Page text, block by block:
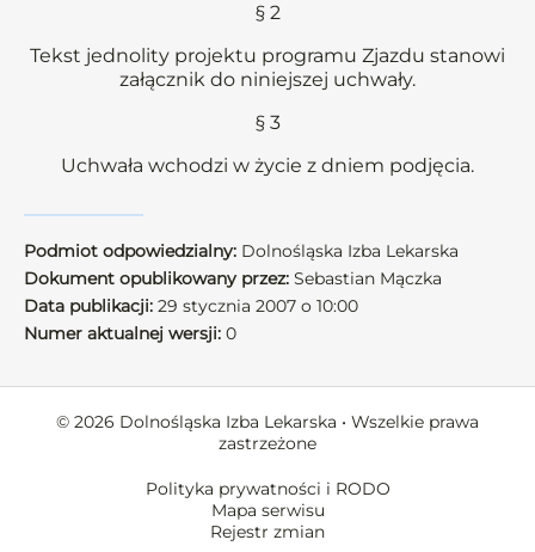
§ 2
Tekst jednolity projektu programu Zjazdu stanowi
załącznik do niniejszej uchwały.
§ 3
Uchwała wchodzi w życie z dniem podjęcia.
Podmiot odpowiedzialny: Dolnośląska Izba Lekarska
Dokument opublikowany przez: Sebastian Mączka
Data publikacji: 29 stycznia 2007 o 10:00
Numer aktualnej wersji: 0
© 2026 Dolnośląska Izba Lekarska • Wszelkie prawa
zastrzeżone
Polityka prywatności i RODO
Mapa serwisu
Rejestr zmian